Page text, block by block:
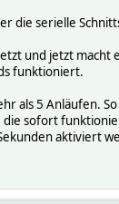
die serielle
und jetzt macht
funktioniert.
als 5 Anläufen.
sofort
aktiviert